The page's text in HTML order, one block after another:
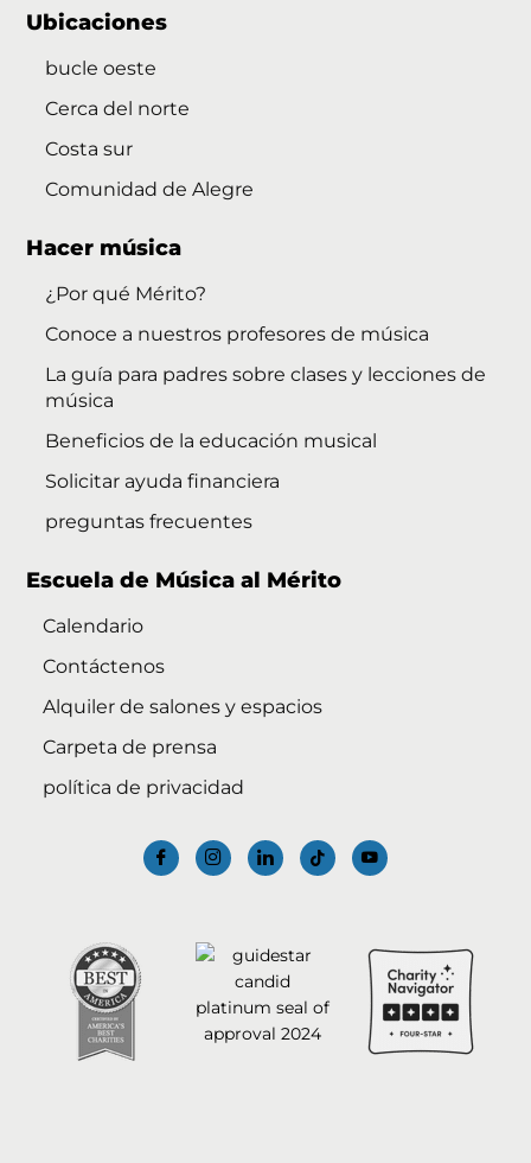
Ubicaciones
bucle oeste
Cerca del norte
Costa sur
Comunidad de Alegre
Hacer música
¿Por qué Mérito?
Conoce a nuestros profesores de música
La guía para padres sobre clases y lecciones de
música
Beneficios de la educación musical
Solicitar ayuda financiera
preguntas frecuentes
Escuela de Música al Mérito
Calendario
Contáctenos
Alquiler de salones y espacios
Carpeta de prensa
política de privacidad